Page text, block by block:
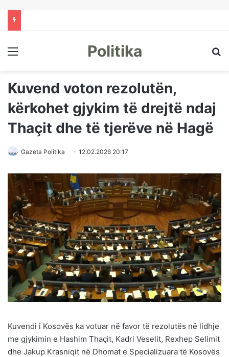
Menu Politika
Kuvend voton rezolutën,
kërkohet gjykim të drejtë ndaj
Thaçit dhe të tjerëve në Hagë
Gazeta Politika 12.02.2026 20:17
Kuvendi i Kosovës ka votuar në favor të rezolutës në lidhje
me gjykimin e Hashim Thaçit, Kadri Veselit, Rexhep Selimit
dhe Jakup Krasniqit në Dhomat e Specializuara të Kosovës